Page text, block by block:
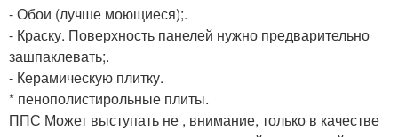
- Обои (лучше моющиеся);.
- Краску. Поверхность панелей нужно предварительно
зашпаклевать;.
- Керамическую плитку.
* пенополистирольные плиты.
ППС Может выступать не , внимание, только в качестве